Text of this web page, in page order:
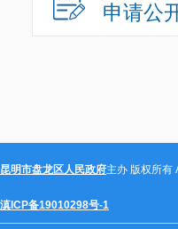
申请公
昆明市盘龙区人民政府主办 版权所有
滇ICP备19010298号-1